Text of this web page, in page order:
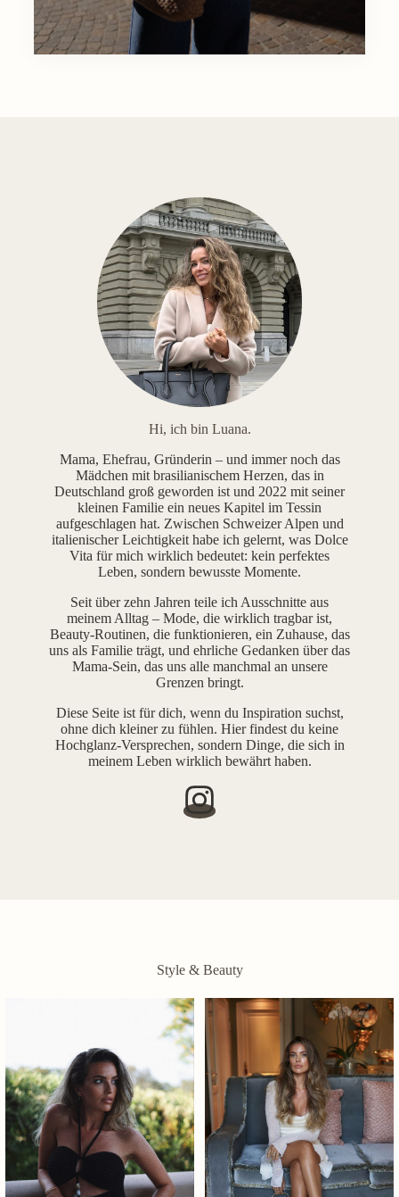
Hi, ich bin Luana.
Mama, Ehefrau, Gründerin – und immer noch das
Mädchen mit brasilianischem Herzen, das in
Deutschland groß geworden ist und 2022 mit seiner
kleinen Familie ein neues Kapitel im Tessin
aufgeschlagen hat. Zwischen Schweizer Alpen und
italienischer Leichtigkeit habe ich gelernt, was Dolce
Vita für mich wirklich bedeutet: kein perfektes
Leben, sondern bewusste Momente.
Seit über zehn Jahren teile ich Ausschnitte aus
meinem Alltag – Mode, die wirklich tragbar ist,
Beauty-Routinen, die funktionieren, ein Zuhause, das
uns als Familie trägt, und ehrliche Gedanken über das
Mama-Sein, das uns alle manchmal an unsere
Grenzen bringt.
Diese Seite ist für dich, wenn du Inspiration suchst,
ohne dich kleiner zu fühlen. Hier findest du keine
Hochglanz-Versprechen, sondern Dinge, die sich in
meinem Leben wirklich bewährt haben.
Style & Beauty